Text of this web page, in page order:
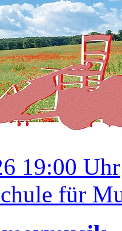
19:00 Uhr
für